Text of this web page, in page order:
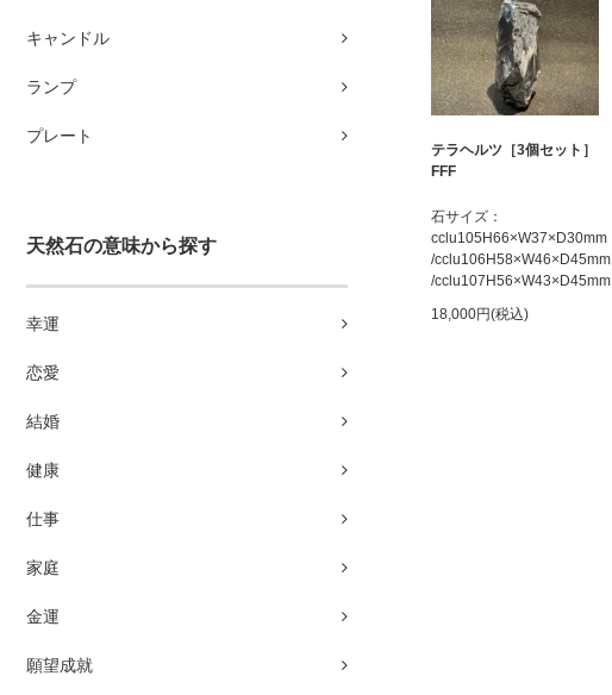
キャンドル
ランプ
プレート
天然石の意味から探す
幸運
恋愛
結婚
健康
仕事
家庭
金運
願望成就
テラヘルツ［3個セット］
FFF
石サイズ：
cclu105H66×W37×D30mm
/cclu106H58×W46×D45mm
/cclu107H56×W43×D45mm
18,000円(税込)